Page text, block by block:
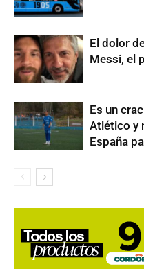
El dolor
Messi, el
Es un
Atlético y
España